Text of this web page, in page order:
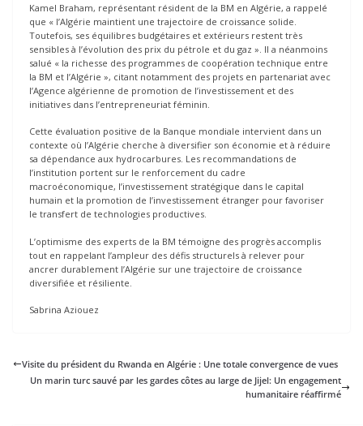
Kamel Braham, représentant résident de la BM en Algérie, a rappelé
que « l’Algérie maintient une trajectoire de croissance solide.
Toutefois, ses équilibres budgétaires et extérieurs restent très
sensibles à l’évolution des prix du pétrole et du gaz ». Il a néanmoins
salué « la richesse des programmes de coopération technique entre
la BM et l’Algérie », citant notamment des projets en partenariat avec
l’Agence algérienne de promotion de l’investissement et des
initiatives dans l’entrepreneuriat féminin.
Cette évaluation positive de la Banque mondiale intervient dans un
contexte où l’Algérie cherche à diversifier son économie et à réduire
sa dépendance aux hydrocarbures. Les recommandations de
l’institution portent sur le renforcement du cadre
macroéconomique, l’investissement stratégique dans le capital
humain et la promotion de l’investissement étranger pour favoriser
le transfert de technologies productives.
L’optimisme des experts de la BM témoigne des progrès accomplis
tout en rappelant l’ampleur des défis structurels à relever pour
ancrer durablement l’Algérie sur une trajectoire de croissance
diversifiée et résiliente.
Sabrina Aziouez
Visite du président du Rwanda en Algérie : Une totale convergence de vues
Un marin turc sauvé par les gardes côtes au large de Jijel: Un engagement
humanitaire réaffirmé